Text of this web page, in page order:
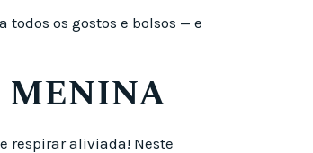
os gostos e bolsos — e
MENINA
respirar aliviada! Neste